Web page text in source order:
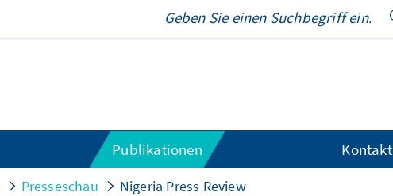
Publikationen Kontakt
Presseschau Nigeria Press Review